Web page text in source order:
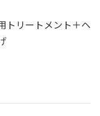
トリートメント＋ヘ